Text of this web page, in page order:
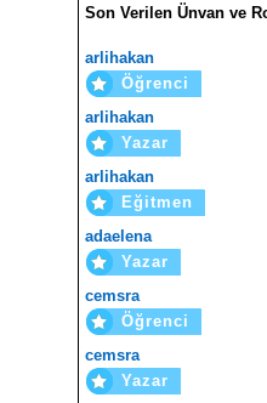
Son Verilen Ünvan ve
arlihakan
Öğrenci
arlihakan
Yazar
arlihakan
Eğitmen
adaelena
Yazar
cemsra
Öğrenci
cemsra
Yazar